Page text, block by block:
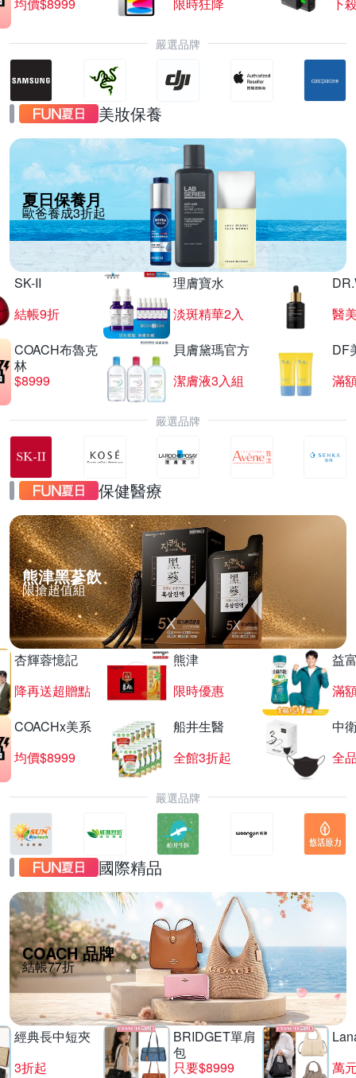
嚴選品牌
美妝保養
夏日保養月
歐爸養成3折起
SK-II
結帳9折
理膚寶水
淡斑精華2入
醫
COACH布魯克
林
$8999
貝膚黛瑪官方
潔膚液3入組
DF
滿
嚴選品牌
保健醫療
熊津黑蔘飲
限搶超值組
杏輝蓉憶記
降再送超贈點
熊津
限時優惠
益
滿
COACHx美系
均價$8999
船井生醫
全館3折起
中
全
嚴選品牌
國際精品
COACH 品牌
結帳77折
經典長中短夾
3折起
BRIDGET單肩
包
只要$8999
萬